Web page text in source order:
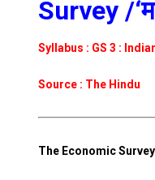
Survey /
Syllabus : GS 3 :
Source : The Hindu
The Economic